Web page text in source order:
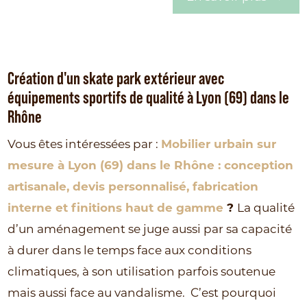
Création d'un skate park extérieur avec
équipements sportifs de qualité à Lyon (69) dans le
Rhône
Vous êtes intéressées par : Mobilier urbain sur
mesure à Lyon (69) dans le Rhône : conception
artisanale, devis personnalisé, fabrication
interne et finitions haut de gamme ? La qualité
d’un aménagement se juge aussi par sa capacité
à durer dans le temps face aux conditions
climatiques, à son utilisation parfois soutenue
mais aussi face au vandalisme. C’est pourquoi